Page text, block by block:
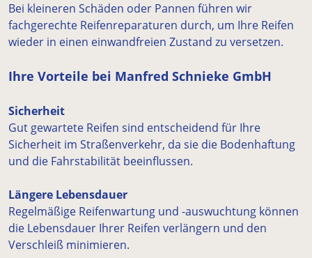
Bei kleineren Schäden oder Pannen führen wir
fachgerechte Reifenreparaturen durch, um Ihre Reifen
wieder in einen einwandfreien Zustand zu versetzen.
Ihre Vorteile bei Manfred Schnieke GmbH
Sicherheit
Gut gewartete Reifen sind entscheidend für Ihre
Sicherheit im Straßenverkehr, da sie die Bodenhaftung
und die Fahrstabilität beeinflussen.
Längere Lebensdauer
Regelmäßige Reifenwartung und -auswuchtung können
die Lebensdauer Ihrer Reifen verlängern und den
Verschleiß minimieren.